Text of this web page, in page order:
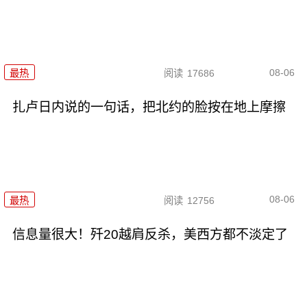
最热 阅读 17686 08-06
扎卢日内说的一句话，把北约的脸按在地上摩擦
最热 阅读 12756 08-06
信息量很大！歼20越肩反杀，美西方都不淡定了